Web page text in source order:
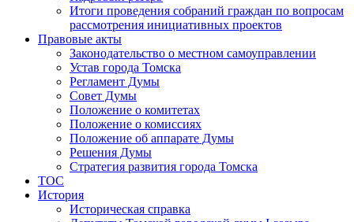
Итоги проведения собраний граждан по вопросам
рассмотрения инициативных проектов
Правовые акты
Законодательство о местном самоуправлении
Устав города Томска
Регламент Думы
Совет Думы
Положение о комитетах
Положение о комиссиях
Положение об аппарате Думы
Решения Думы
Стратегия развития города Томска
ТОС
История
Историческая справка